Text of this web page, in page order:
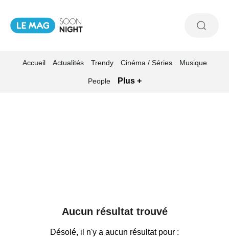
Accueil Actualités Trendy Cinéma / Séries Musique
People Plus +
Aucun résultat trouvé
Désolé, il n'y a aucun résultat pour :